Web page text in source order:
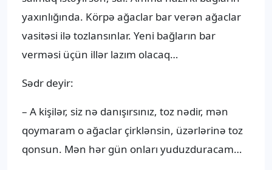
yaxınlığında. Körpə ağaclar bar verən ağaclar
vasitəsi ilə tozlansınlar. Yeni bağların bar
verməsi üçün illər lazım olacaq…
Sədr deyir:
– A kişilər, siz nə danışırsınız, toz nədir, mən
qoymaram o ağaclar çirklənsin, üzərlərinə toz
qonsun. Mən hər gün onları yuduzduracam…